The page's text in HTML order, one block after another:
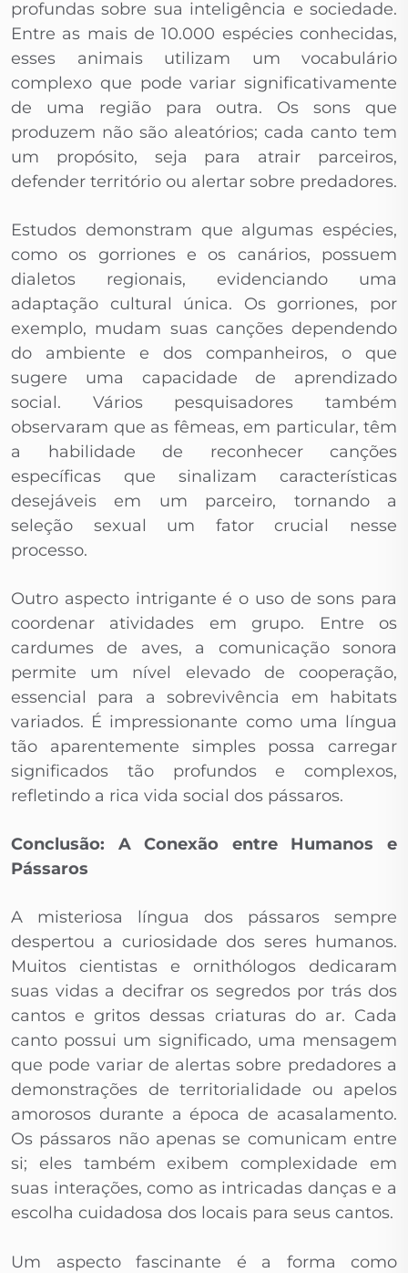
profundas sobre sua inteligência e sociedade.
Entre as mais de 10.000 espécies conhecidas,
esses animais utilizam um vocabulário
complexo que pode variar significativamente
de uma região para outra. Os sons que
produzem não são aleatórios; cada canto tem
um propósito, seja para atrair parceiros,
defender território ou alertar sobre predadores.
Estudos demonstram que algumas espécies,
como os gorriones e os canários, possuem
dialetos regionais, evidenciando uma
adaptação cultural única. Os gorriones, por
exemplo, mudam suas canções dependendo
do ambiente e dos companheiros, o que
sugere uma capacidade de aprendizado
social. Vários pesquisadores também
observaram que as fêmeas, em particular, têm
a habilidade de reconhecer canções
específicas que sinalizam características
desejáveis em um parceiro, tornando a
seleção sexual um fator crucial nesse
processo.
Outro aspecto intrigante é o uso de sons para
coordenar atividades em grupo. Entre os
cardumes de aves, a comunicação sonora
permite um nível elevado de cooperação,
essencial para a sobrevivência em habitats
variados. É impressionante como uma língua
tão aparentemente simples possa carregar
significados tão profundos e complexos,
refletindo a rica vida social dos pássaros.
Conclusão: A Conexão entre Humanos e
Pássaros
A misteriosa língua dos pássaros sempre
despertou a curiosidade dos seres humanos.
Muitos cientistas e ornithólogos dedicaram
suas vidas a decifrar os segredos por trás dos
cantos e gritos dessas criaturas do ar. Cada
canto possui um significado, uma mensagem
que pode variar de alertas sobre predadores a
demonstrações de territorialidade ou apelos
amorosos durante a época de acasalamento.
Os pássaros não apenas se comunicam entre
si; eles também exibem complexidade em
suas interações, como as intricadas danças e a
escolha cuidadosa dos locais para seus cantos.
Um aspecto fascinante é a forma como